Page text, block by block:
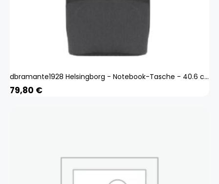
dbramante1928 Helsingborg - Notebook-Tasche - 40.6 cm
79,80 €